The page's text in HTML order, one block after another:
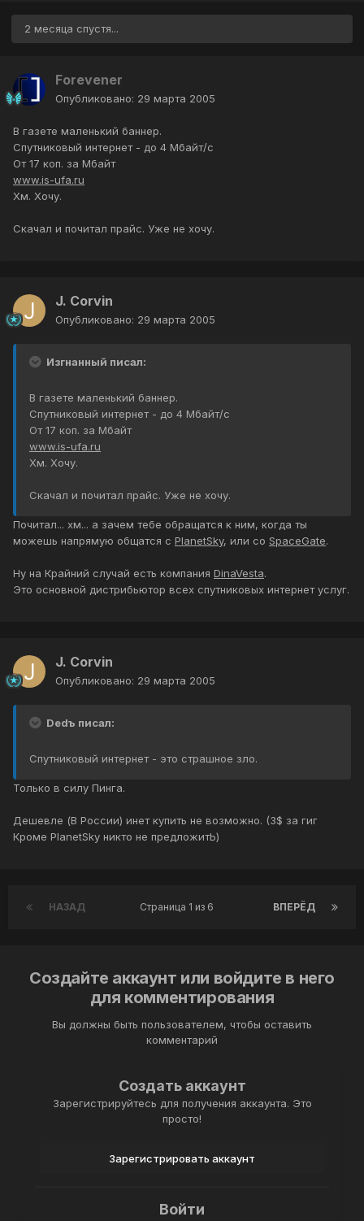
2 месяца спустя...
Forevener
Опубликовано: 29 марта 2005
В газете маленький баннер.
Спутниковый интернет - до 4 Мбайт/с
От 17 коп. за Мбайт
www.is-ufa.ru
Хм. Хочу.
Скачал и почитал прайс. Уже не хочу.
J. Corvin
Опубликовано: 29 марта 2005
Изгнанный писал:
В газете маленький баннер.
Спутниковый интернет - до 4 Мбайт/с
От 17 коп. за Мбайт
www.is-ufa.ru
Хм. Хочу.
Скачал и почитал прайс. Уже не хочу.
Почитал... хм... а зачем тебе обращатся к ним, когда ты
можешь напрямую общатся с PlanetSky, или со SpaceGate.
Ну на Крайний случай есть компания DinaVesta.
Это основной дистрибьютор всех спутниковых интернет услуг.
J. Corvin
Опубликовано: 29 марта 2005
Dedъ писал:
Спутниковый интернет - это страшное зло.
Только в силу Пинга.
Дешевле (В России) инет купить не возможно. (3$ за гиг
Кроме PlanetSky никто не предложитЬ)
НАЗАД ВПЕРЁД
Страница 1 из 6
Создайте аккаунт или войдите в него
для комментирования
Вы должны быть пользователем, чтобы оставить
комментарий
Создать аккаунт
Зарегистрируйтесь для получения аккаунта. Это
просто!
Зарегистрировать аккаунт
Войти